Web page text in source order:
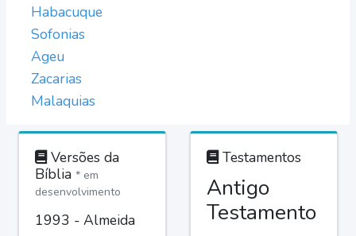
Habacuque
Sofonias
Ageu
Zacarias
Malaquias
Versões da
Bíblia * em
desenvolvimento
1993 - Almeida
Testamentos
Antigo
Testamento